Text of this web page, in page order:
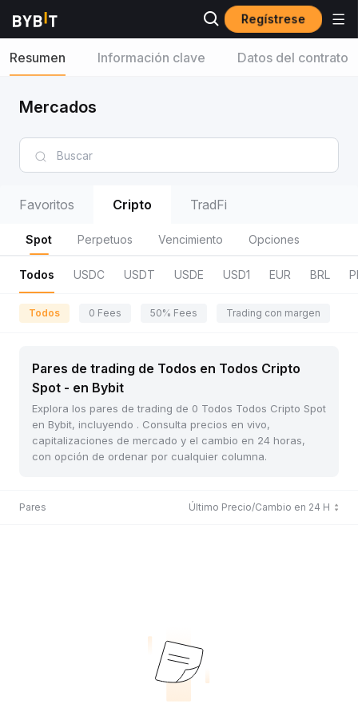
Regístrese
Resumen Información clave Datos del contrato
Mercados
Favoritos Cripto TradFi
Spot Perpetuos Vencimiento Opciones
Todos USDC USDT USDE USD1 EUR BRL
Todos 0 Fees 50% Fees Trading con margen
Pares de trading de Todos en Todos Cripto
Spot - en Bybit
Explora los pares de trading de 0 Todos Todos Cripto Spot
en Bybit, incluyendo . Consulta precios en vivo,
capitalizaciones de mercado y el cambio en 24 horas,
con opción de ordenar por cualquier columna.
Pares Último Precio/Cambio en 24 H